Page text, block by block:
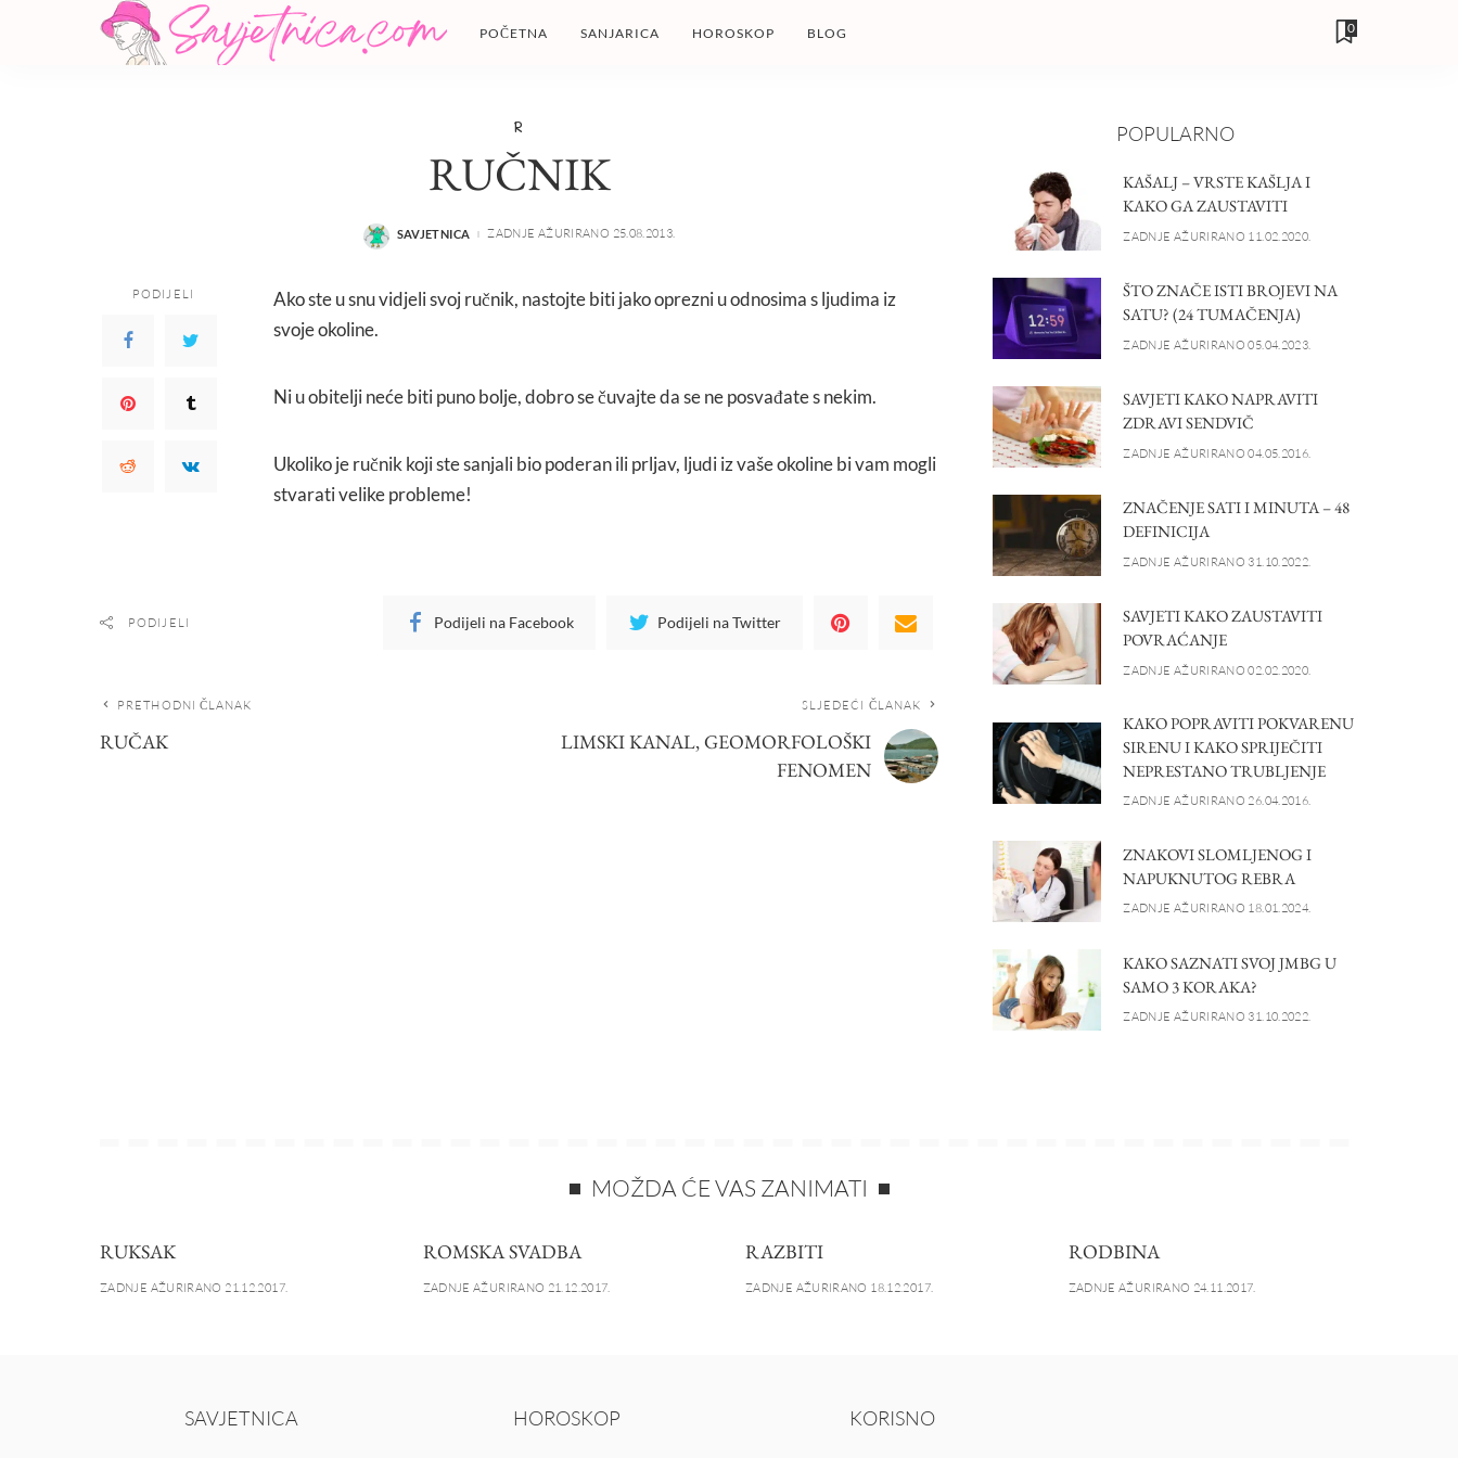
POČETNA SANJARICA HOROSKOP BLOG 0
R
RUČNIK
POSTED
SAVJETNICA ZADNJE AŽURIRANO 25.08.2013.
PODIJELI
Ako ste u snu vidjeli svoj ručnik, nastojte biti jako oprezni u odnosima s ljudima iz
svoje okoline.
Ni u obitelji neće biti puno bolje, dobro se čuvajte da se ne posvađate s nekim.
Ukoliko je ručnik koji ste sanjali bio poderan ili prljav, ljudi iz vaše okoline bi vam mogli
stvarati velike probleme!
PODIJELI Podijeli na Facebook Podijeli na Twitter
PRETHODNI ČLANAK
RUČAK
SLJEDEĆI ČLANAK
LIMSKI KANAL, GEOMORFOLOŠKI
FENOMEN
POPULARNO
KAŠALJ – VRSTE KAŠLJA I
KAKO GA ZAUSTAVITI
ZADNJE AŽURIRANO 11.02.2020.
ŠTO ZNAČE ISTI BROJEVI NA
SATU? (24 TUMAČENJA)
ZADNJE AŽURIRANO 05.04.2023.
SAVJETI KAKO NAPRAVITI
ZDRAVI SENDVIČ
ZADNJE AŽURIRANO 04.05.2016.
ZNAČENJE SATI I MINUTA – 48
DEFINICIJA
ZADNJE AŽURIRANO 31.10.2022.
SAVJETI KAKO ZAUSTAVITI
POVRAĆANJE
ZADNJE AŽURIRANO 02.02.2020.
KAKO POPRAVITI POKVARENU
SIRENU I KAKO SPRIJEČITI
NEPRESTANO TRUBLJENJE
ZADNJE AŽURIRANO 26.04.2016.
ZNAKOVI SLOMLJENOG I
NAPUKNUTOG REBRA
ZADNJE AŽURIRANO 18.01.2024.
KAKO SAZNATI SVOJ JMBG U
SAMO 3 KORAKA?
ZADNJE AŽURIRANO 31.10.2022.
MOŽDA ĆE VAS ZANIMATI
RUKSAK
ZADNJE AŽURIRANO 21.12.2017.
ROMSKA SVADBA
ZADNJE AŽURIRANO 21.12.2017.
RAZBITI
ZADNJE AŽURIRANO 18.12.2017.
RODBINA
ZADNJE AŽURIRANO 24.11.2017.
SAVJETNICA HOROSKOP KORISNO